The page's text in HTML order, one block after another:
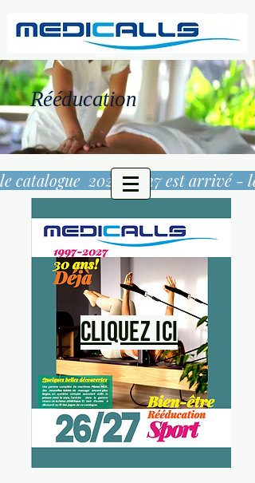
Rééducation
le catalogue  2026/2027 est arrivé -
Cliquez ici